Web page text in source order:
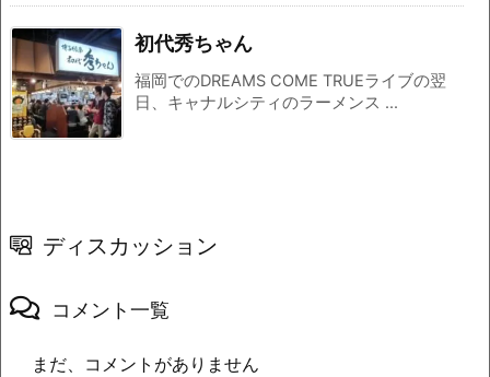
初代秀ちゃん
福岡でのDREAMS COME TRUEライブの翌
日、キャナルシティのラーメンス ...
ディスカッション
コメント一覧
まだ、コメントがありません